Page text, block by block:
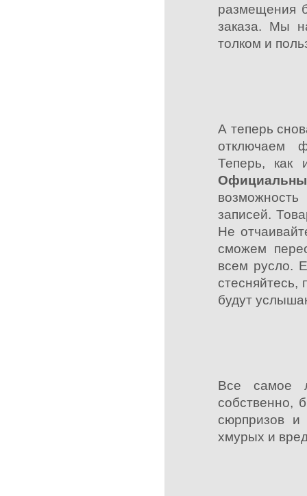
размещения
заказа. Мы
толком и
А теперь
отключаем
Теперь, как
записей.
Не
сможем
всем русло.
будут
Все самое
собственно,
сюрпризов и
хмурых и